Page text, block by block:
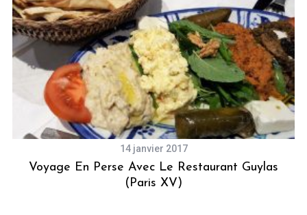
14 janvier 2017
Voyage En Perse Avec Le Restaurant Guylas
(Paris XV)
S
e
r
c
h
f
o
r